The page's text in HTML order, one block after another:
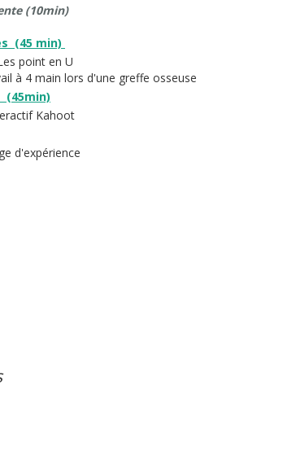
(10min)
(45 min)
point en U
à 4 main lors d'une greffe osseuse
(45min)
Kahoot
d'expérience